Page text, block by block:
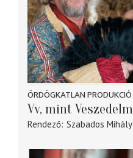
ÖRDÖGKATLAN PRODUKCIÓ
Vv, mint
Rendező Szabados Mihály